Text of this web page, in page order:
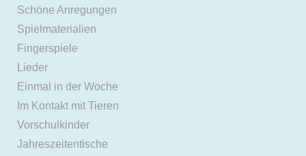
Schöne Anregungen
Spielmaterialien
Fingerspiele
Lieder
Einmal in der Woche
Im Kontakt mit Tieren
Vorschulkinder
Jahreszeitentische